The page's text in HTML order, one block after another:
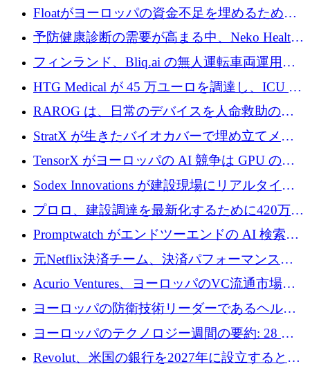
が世界をリードしようとしている
Floatがヨーロッパの資金不足を埋めるために
シリーズAで450万ユーロを調達
予防健康診断の需要が高まる中、Neko Health
が 7 億ドルを調達
フィンランド、Bliq.ai の無人運転車両運用を
認可
HTG Medical が 45 万ユーロを調達し、ICU の
尿モニタリングを自動化するための MDR 認
証を獲得
RAROG は、日常のデバイスを人命救助の救
助ビーコンに変えるために 16 万 2,000 ユーロ
StratX が生きたバイオカバーで埋め立てメタ
ン対策に 119 万ドルを調達
TensorX がヨーロッパの AI 競争は GPU の所
有者によって決まると考える理由
Sodex Innovations が建設現場にリアルタイム
のインテリジェンスをもたらすために 400 万
ユーロを確保
プロロ、建設調達を最新化するために420万ポ
ンドを調達
Promptwatch がエンドツーエンドの AI 検索最
適化プラットフォームを拡張するために 600
万ユーロを調達
元Netflix決済チーム、決済パフォーマンスプ
ラットフォームNopanのためにこれまでに720
万ユーロを調達
Acurio Ventures、ヨーロッパのVC流通市場の
流動性を解放するために1億1,500万ユーロの
ファンドを立ち上げる
ヨーロッパの防衛技術リーダーであるヘルシ
ングは、180億ドルの評価額で18億ドルのシリ
ヨーロッパのテクノロジー週間の要約: 28 億
ユーロを超える 70 以上のテクノロジー資金調
Revolut、米国の銀行を2027年に設立すると米